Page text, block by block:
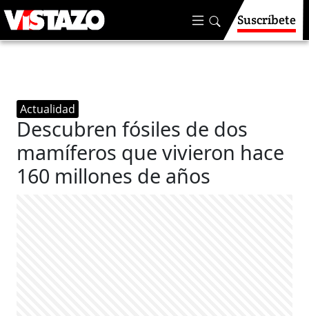
Suscríbete
Actualidad
Descubren fósiles de dos
mamíferos que vivieron hace
160 millones de años